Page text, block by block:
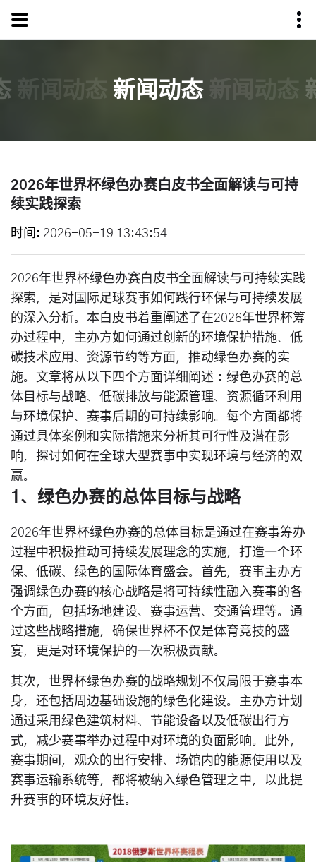
新闻动态 新闻动态
2026年世界杯绿色办赛白皮书全面解读与可持
续实践探索
时间 2026-05-19 13:43:54
2026年世界杯绿色办赛白皮书全面解读与可持续实践
探索，是对国际足球赛事如何践行环保与可持续发展
的深入分析。本白皮书着重阐述了在2026年世界杯筹
办过程中，主办方如何通过创新的环境保护措施、低
碳技术应用、资源节约等方面，推动绿色办赛的实
施。文章将从以下四个方面详细阐述：绿色办赛的总
体目标与战略、低碳排放与能源管理、资源循环利用
与环境保护、赛事后期的可持续影响。每个方面都将
通过具体案例和实际措施来分析其可行性及潜在影
响，探讨如何在全球大型赛事中实现环境与经济的双
赢。
1、绿色办赛的总体目标与战略
2026年世界杯绿色办赛的总体目标是通过在赛事筹办
过程中积极推动可持续发展理念的实施，打造一个环
保、低碳、绿色的国际体育盛会。首先，赛事主办方
强调绿色办赛的核心战略是将可持续性融入赛事的各
个方面，包括场地建设、赛事运营、交通管理等。通
过这些战略措施，确保世界杯不仅是体育竞技的盛
宴，更是对环境保护的一次积极贡献。
其次，世界杯绿色办赛的战略规划不仅局限于赛事本
身，还包括周边基础设施的绿色化建设。主办方计划
通过采用绿色建筑材料、节能设备以及低碳出行方
式，减少赛事举办过程中对环境的负面影响。此外，
赛事期间，观众的出行安排、场馆内的能源使用以及
赛事运输系统等，都将被纳入绿色管理之中，以此提
升赛事的环境友好性。